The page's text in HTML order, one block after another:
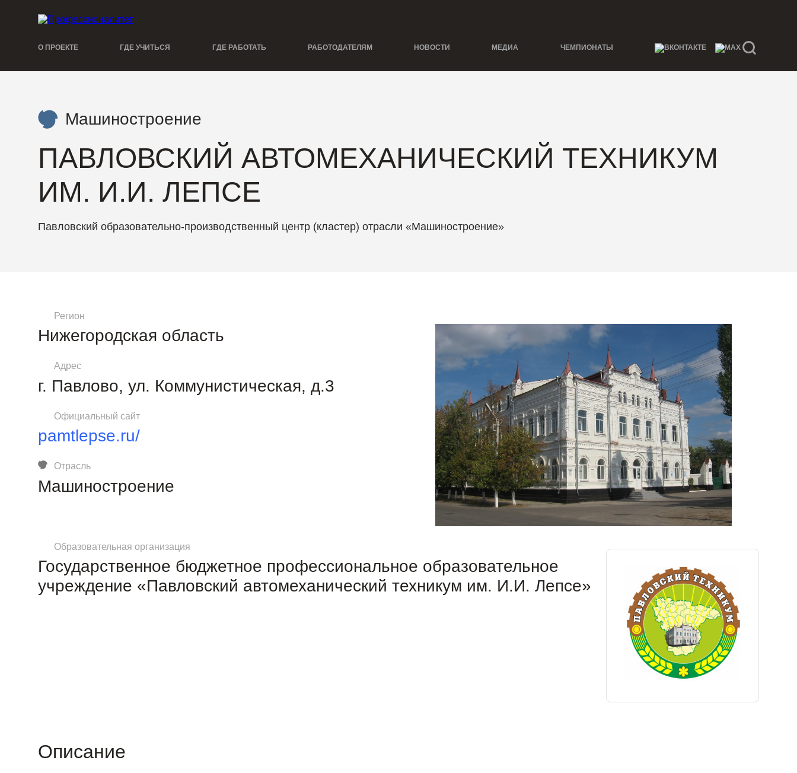
О ПРОЕКТЕ ГДЕ УЧИТЬСЯ ГДЕ РАБОТАТЬ РАБОТОДАТЕЛЯМ НОВОСТИ МЕДИА ЧЕМПИОНАТЫ
Машиностроение
ПАВЛОВСКИЙ АВТОМЕХАНИЧЕСКИЙ ТЕХНИКУМ
ИМ. И.И. ЛЕПСЕ
Павловский образовательно-производственный центр (кластер) отрасли «Машиностроение»
Регион
Нижегородская область
Адрес
г. Павлово, ул. Коммунистическая, д.3
Официальный сайт
pamtlepse.ru/
Отрасль
Машиностроение
Образовательная организация
Государственное бюджетное профессиональное образовательное
учреждение «Павловский автомеханический техникум им. И.И. Лепсе»
Описание